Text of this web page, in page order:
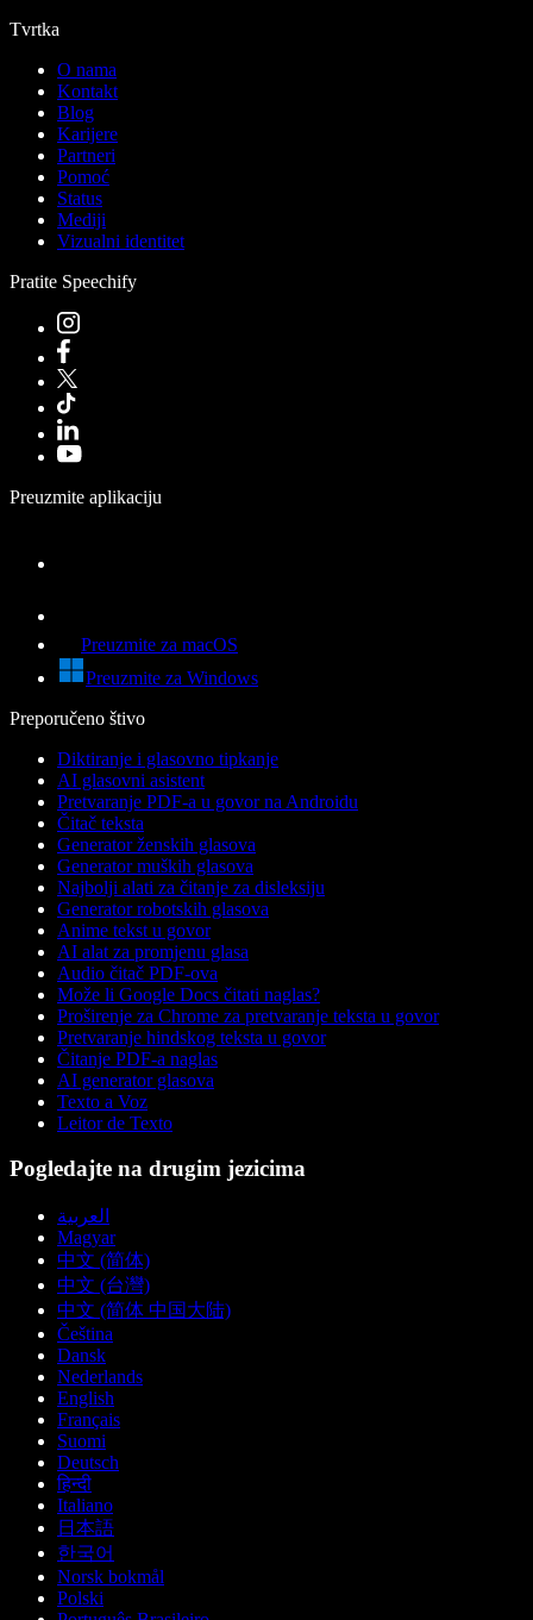
Tvrtka
O nama
Kontakt
Blog
Karijere
Partneri
Pomoć
Status
Mediji
Vizualni identitet
Pratite Speechify
Preuzmite aplikaciju
Preuzmite za macOS
Preuzmite za Windows
Preporučeno štivo
Diktiranje i glasovno tipkanje
AI glasovni asistent
Pretvaranje PDF-a u govor na Androidu
Čitač teksta
Generator ženskih glasova
Generator muških glasova
Najbolji alati za čitanje za disleksiju
Generator robotskih glasova
Anime tekst u govor
AI alat za promjenu glasa
Audio čitač PDF-ova
Može li Google Docs čitati naglas?
Proširenje za Chrome za pretvaranje teksta u govor
Pretvaranje hindskog teksta u govor
Čitanje PDF-a naglas
AI generator glasova
Texto a Voz
Leitor de Texto
Pogledajte na drugim jezicima
العربية
Magyar
中文 (简体)
中文 (台灣)
中文 (简体 中国大陆)
Čeština
Dansk
Nederlands
English
Français
Suomi
Deutsch
हिन्दी
Italiano
日本語
한국어
Norsk bokmål
Polski